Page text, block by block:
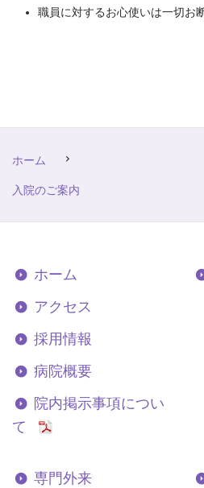
職員に対するお心使いは一切お
ホーム
入院のご案内
ホーム
アクセス
採用情報
病院概要
院内掲示事項につい
て
専門外来